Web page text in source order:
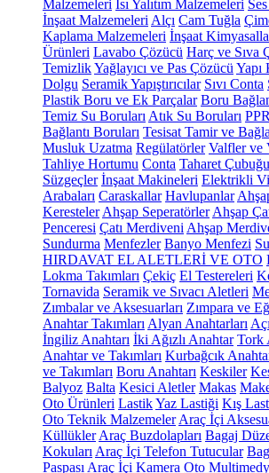
Malzemeleri Isı Yalıtım Malzemeleri
İnşaat Malzemeleri Alçı Cam Tuğla
Kaplama Malzemeleri İnşaat
Ürünleri Lavabo Çözücü Harç ve Sıva
TemizlikYağlayıcı ve Pas Çözücü Yapı
Dolgu Seramik Yapıştırıcılar Sıvı Conta
Plastik Boru ve Ek Parçalar Boru
Temiz Su Boruları Atık Su Boruları
Bağlantı Boruları Tesisat Tamir ve
Musluk Uzatma Regülatörler Valfler ve
Tahliye Hortumu Conta Taharet Çubuğu
Süzgeçler İnşaat Makineleri Elektrikli
Arabaları Caraskallar Havlupanlar
Keresteler Ahşap Seperatörler Ahşap
Penceresi Çatı Merdiveni Ahşap
Sundurma Menfezler Banyo Menfezi
HIRDAVAT EL ALETLERİ VE OTO
Lokma Takımları Çekiç El Testereleri
Tornavida Seramik ve Sıvacı Aletleri
Zımbalar ve Aksesuarları Zımpara ve
Anahtar Takımları Alyan Anahtarları
İngiliz Anahtarı İki Ağızlı Anahtar Tork
Anahtar ve Takımları Kurbağcık
ve Takımları Boru Anahtarı Keskiler
Balyoz Balta Kesici Aletler Makas
Oto Ürünleri LastikYaz Lastiği Kış
Oto Teknik Malzemeler Araç İçi
Küllükler Araç Buzdolapları Bagaj
Kokuları Araç İçi Telefon Tutucular
Paspası Araç İçi Kamera Oto